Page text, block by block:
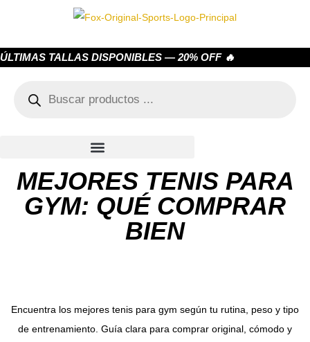
ÚLTIMAS TALLAS DISPONIBLES — 20% OFF 🔥
MEJORES TENIS PARA
GYM: QUÉ COMPRAR
BIEN
Encuentra los mejores tenis para gym según tu rutina, peso y tipo
de entrenamiento. Guía clara para comprar original, cómodo y